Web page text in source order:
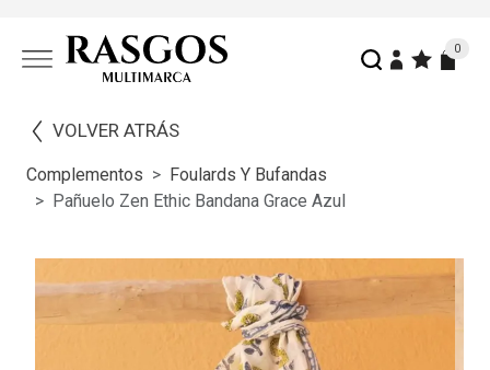
0
VOLVER ATRÁS
Complementos
Foulards Y Bufandas
Pañuelo Zen Ethic Bandana Grace Azul